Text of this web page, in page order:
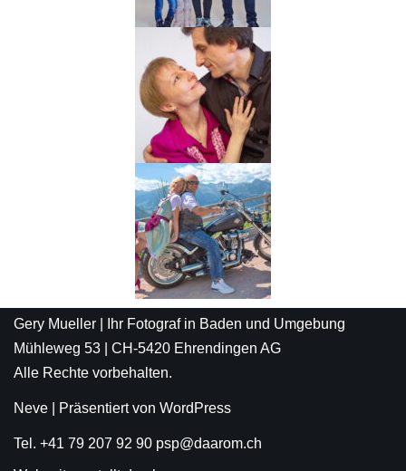
Gery Mueller | Ihr Fotograf in Baden und Umgebung
Mühleweg 53 | CH-5420 Ehrendingen AG
Alle Rechte vorbehalten.
Neve | Präsentiert von WordPress
Tel. +41 79 207 92 90 psp@daarom.ch